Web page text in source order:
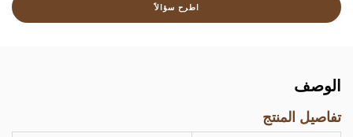
اطرح سؤالاً
الوصف
تفاصيل المنتج